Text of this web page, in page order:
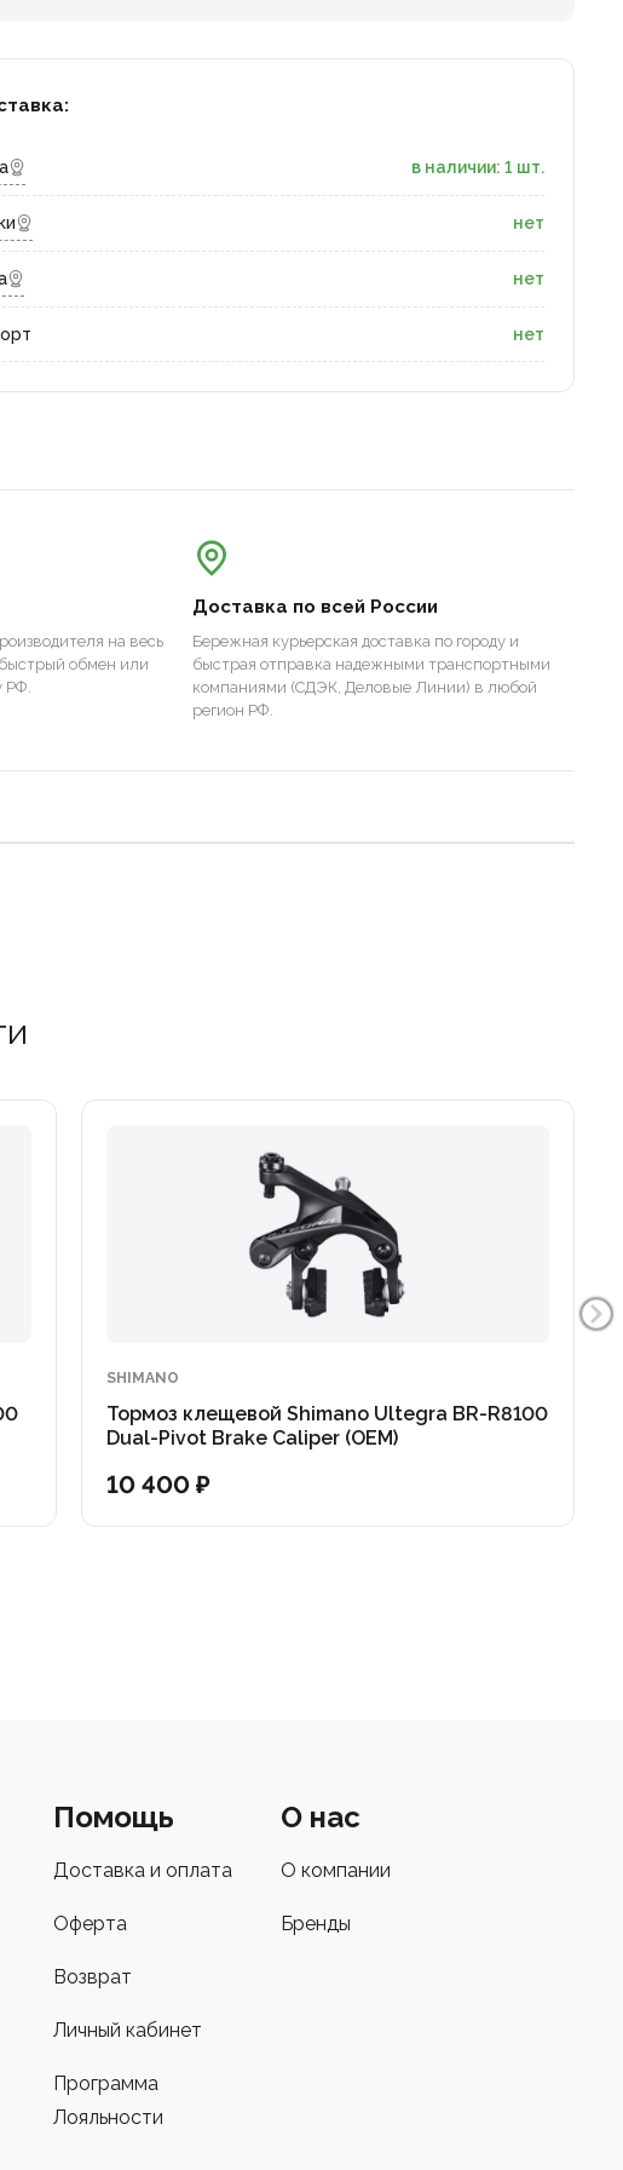
в наличии: 1 шт.
нет
нет
нет
на весь
обмен или
РФ.
Доставка по всей России
Бережная курьерская доставка по городу и
быстрая отправка надежными транспортными
компаниями (СДЭК, Деловые Линии) в любой
регион РФ.
SHIMANO
Тормоз клещевой Shimano Ultegra BR-R8100
Dual-Pivot Brake Caliper (OEM)
10 400 ₽
Помощь
Доставка и оплата
Оферта
Возврат
Личный кабинет
Программа
Лояльности
О нас
О компании
Бренды